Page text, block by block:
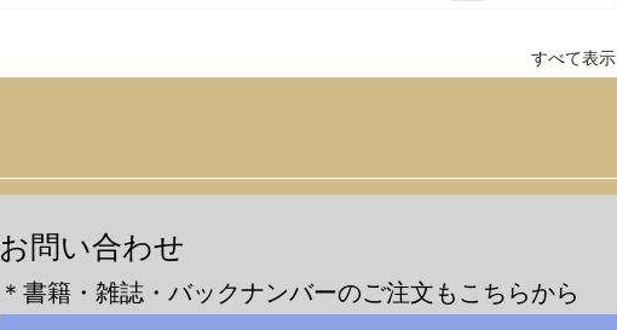
すべて表示
​お問い合わせ
＊書籍・雑誌・バックナンバーのご注文もこちらから